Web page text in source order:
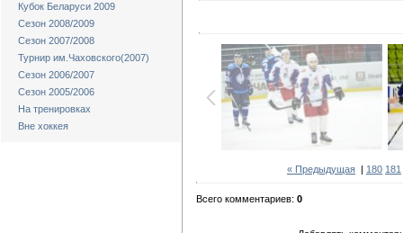
Кубок Беларуси 2009
Сезон 2008/2009
Сезон 2007/2008
Турнир им.Чаховского(2007)
Сезон 2006/2007
Сезон 2005/2006
На тренировках
Вне хоккея
« Предыдущая | 180 181
Всего комментариев: 0